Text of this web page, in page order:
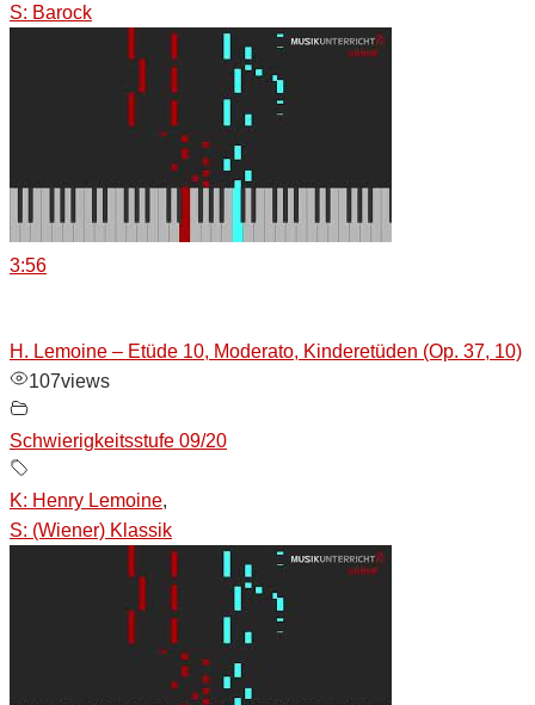
S: Barock
3:56
H. Lemoine – Etüde 10, Moderato, Kinderetüden (Op. 37, 10)
107views
Schwierigkeitsstufe 09/20
K: Henry Lemoine,
S: (Wiener) Klassik